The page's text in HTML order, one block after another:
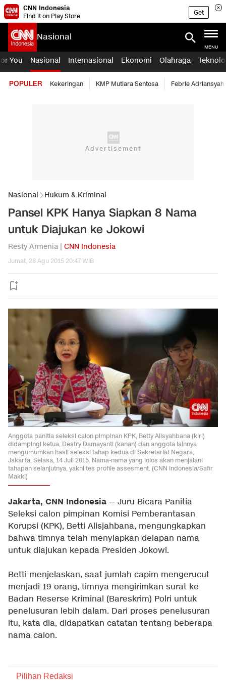
CNN Indonesia
Find it on Play Store
Get
Nasional
MENU
You Nasional Internasional Ekonomi Olahraga
POPULER Kekeringan KMP Mutiara Sentosa Febrie Adriansyah
Nasional Hukum & Kriminal
Pansel KPK Hanya Siapkan 8 Nama
untuk Diajukan ke Jokowi
Resty Armenia | CNN Indonesia
Jumat, 28 Agu 2015 20:47 WIB
Anggota panitia seleksi calon pimpinan KPK, Betty Alisyahbana (kiri)
didampingi ketua, Destry Damayanti (kanan) dan anggota lainnya
mengumumkan hasil seleksi tahap kedua di Sekretariat Negara,
Jakarta, Selasa, 14 Juli 2015. Nama-nama yang lolos akan menjalani
tahapan selanjutnya, yakni tes profile assesment. (CNN Indonesia/Safir
Makki)
Jakarta, CNN Indonesia -- Juru Bicara Panitia
Seleksi calon pimpinan Komisi Pemberantasan
Korupsi (KPK), Betti Alisjahbana, mengungkapkan
bahwa timnya telah menyiapkan delapan nama
untuk diajukan kepada Presiden Jokowi.
Betti menjelaskan, saat jumlah capim mengerucut
menjadi 19 orang, timnya mengirimkan surat ke
Badan Reserse Kriminal (Bareskrim) Polri untuk
penelusuran lebih dalam. Dari proses penelusuran
itu, kata dia, didapatkan catatan tentang beberapa
nama calon.
Pilihan Redaksi